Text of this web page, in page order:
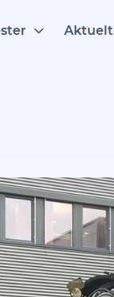
Aktuelt